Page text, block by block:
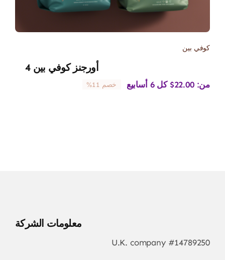
كوفي بين
أورجنز كوفي بين 4
من: $22.00 كل 6 أسابيع خصم 11%
معلومات الشركة
U.K. company #14789250